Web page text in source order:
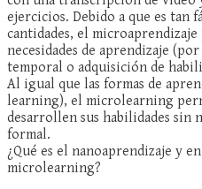
ejercicios. Debido a que es tan
cantidades, el
necesidades de aprendizaje
temporal o adquisición de
Al igual que las formas de
learning), el microlearning
desarrollen sus habilidades sin
formal.
¿Qué es el nanoaprendizaje y
microlearning?